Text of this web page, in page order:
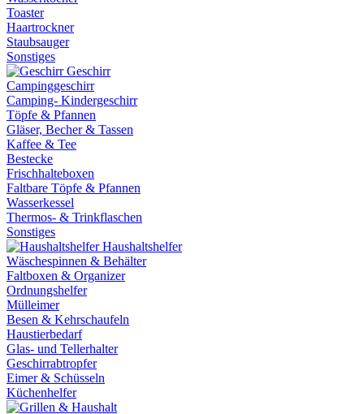
Toaster
Haartrockner
Staubsauger
Sonstiges
Geschirr
Campinggeschirr
Camping- Kindergeschirr
Töpfe & Pfannen
Gläser, Becher & Tassen
Kaffee & Tee
Bestecke
Frischhalteboxen
Faltbare Töpfe & Pfannen
Wasserkessel
Thermos- & Trinkflaschen
Sonstiges
Haushaltshelfer
Wäschespinnen & Behälter
Faltboxen & Organizer
Ordnungshelfer
Mülleimer
Besen & Kehrschaufeln
Haustierbedarf
Glas- und Tellerhalter
Geschirrabtropfer
Eimer & Schüsseln
Küchenhelfer